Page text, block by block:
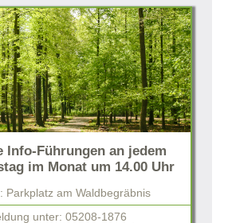
Info-Führungen an jedem
im Monat um 14.00 Uhr
Parkplatz am Waldbegräbnis
unter: 05208-1876